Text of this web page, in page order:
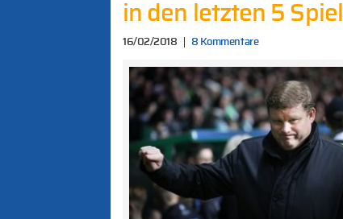
in den letzten 5
16/02/2018 8 Kommentare